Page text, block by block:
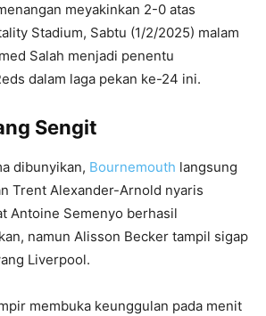
meyakinkan 2-0 atas
Stadium, Sabtu (1/2/2025) malam
Salah menjadi penentu
dalam laga pekan ke-24 ini.
Sengit
dibunyikan, Bournemouth langsung
Trent Alexander-Arnold nyaris
Antoine Semenyo berhasil
namun Alisson Becker tampil sigap
Liverpool.
membuka keunggulan pada menit